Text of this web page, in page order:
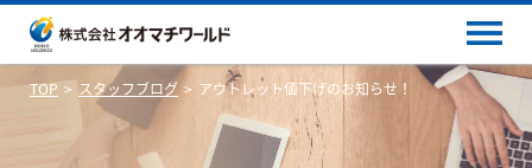
TOP スタッフブログ アウトレット値下げのお知らせ！